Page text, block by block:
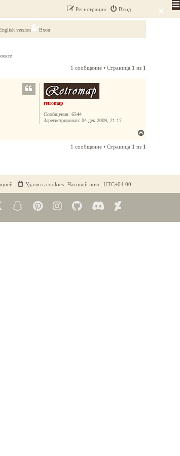
×
version Вход
Вход
Регистрация
1 сообщение • Страница 1 из 1
retromap
Сообщения: 6544
Зарегистрирован: 04 дек 2009, 21:17
1 сообщение • Страница 1 из 1
Часовой пояс: UTC+04:00
Удалить cookies